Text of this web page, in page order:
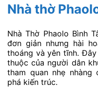
Nhà thờ
Nhà Thờ Phaolo Bình
đơn giản nhưng hài
thoáng và yên tĩnh.
thuộc của người dân
tham quan nhẹ nhàng
phá kiến trúc.